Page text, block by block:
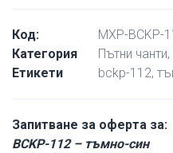
Код:
MXP-BCKP-
Категория
Пътни
Етикети
bckp-112,
Запитване за оферта за:
BCKP-112 – тъмно-син